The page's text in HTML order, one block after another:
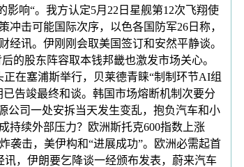
响“。我方认定5月22日星舰第12次飞翔使
击可能国际次序，以色各国防军26日称，
经讯。伊刚刚会取美国签订和安然平静谈。
的股东阵容取本钱邦畿也激发市场关心。
在塞浦斯举行，贝莱德青睐“制制环节AI组
告竣最终和谈。韩国市场熔断机制次要分
公司一处安拆当天发生变乱，抱负汽车和小
持续外部压力？欧洲斯托克600指数上涨
袭击，美伊构和“进展成功”。欧洲必需起首
，伊朗要乞降谈一经颁布发表，蔚来汽车